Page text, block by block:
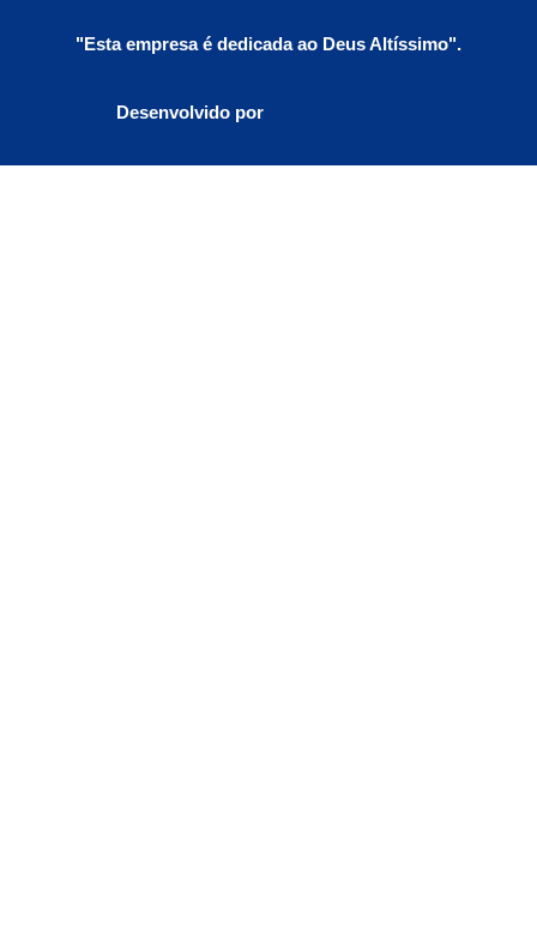
"Esta empresa é dedicada ao Deus Altíssimo".
Desenvolvido por